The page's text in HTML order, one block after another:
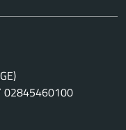
02845460100